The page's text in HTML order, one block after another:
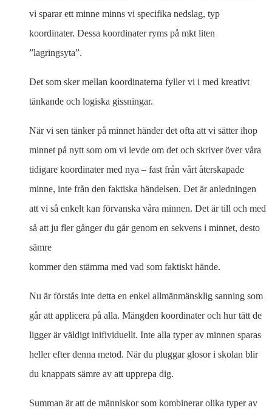
vi sparar ett minne minns vi specifika nedslag, typ
koordinater. Dessa koordinater ryms på mkt liten
”lagringsyta”.
Det som sker mellan koordinaterna fyller vi i med kreativt
tänkande och logiska gissningar.
När vi sen tänker på minnet händer det ofta att vi sätter ihop
minnet på nytt som om vi levde om det och skriver över våra
tidigare koordinater med nya – fast från vårt återskapade
minne, inte från den faktiska händelsen. Det är anledningen
att vi så enkelt kan förvanska våra minnen. Det är till och med
så att ju fler gånger du går genom en sekvens i minnet, desto
sämre
kommer den stämma med vad som faktiskt hände.
Nu är förstås inte detta en enkel allmänmänsklig sanning som
går att applicera på alla. Mängden koordinater och hur tätt de
ligger är väldigt inifividuellt. Inte alla typer av minnen sparas
heller efter denna metod. När du pluggar glosor i skolan blir
du knappats sämre av att upprepa dig.
Summan är att de människor som kombinerar olika typer av